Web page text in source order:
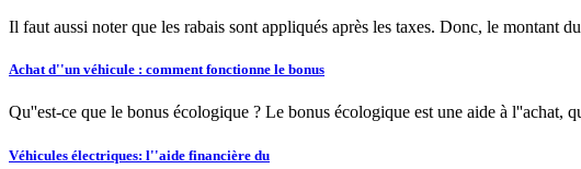
Il faut aussi noter que les rabais sont appliqués après les taxes. Donc, le montant
Achat d''un véhicule : comment fonctionne le bonus
Qu''est-ce que le bonus écologique ? Le bonus écologique est une aide à l''achat,
Véhicules électriques: l''aide financière du